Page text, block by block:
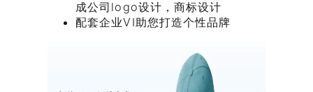
成公司logo设计，商标设计
配套企业VI助您打造个性品牌